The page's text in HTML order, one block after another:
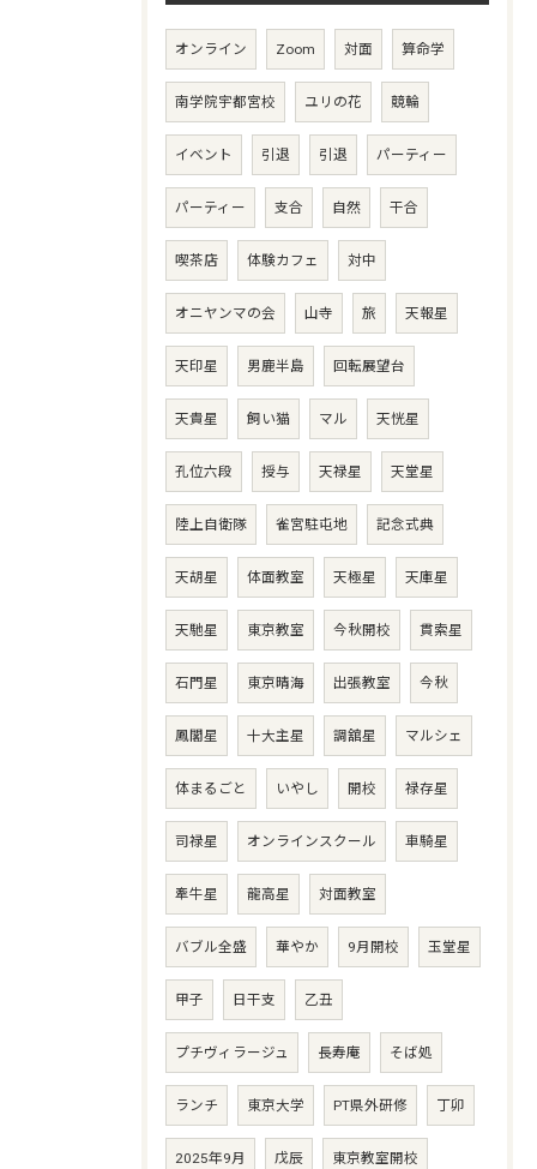
オンライン Zoom 対面 算命学
南学院宇都宮校 ユリの花 競輪
イベント 引退 引退 パーティー
パーティー 支合 自然 干合
喫茶店 体験カフェ 対中
オニヤンマの会 山寺 旅 天報星
天印星 男鹿半島 回転展望台
天貴星 飼い猫 マル 天恍星
孔位六段 授与 天禄星 天堂星
陸上自衛隊 雀宮駐屯地 記念式典
天胡星 体面教室 天極星 天庫星
天馳星 東京教室 今秋開校 貫索星
石門星 東京晴海 出張教室 今秋
鳳閣星 十大主星 調舘星 マルシェ
体まるごと いやし 開校 禄存星
司禄星 オンラインスクール 車騎星
牽牛星 龍高星 対面教室
バブル全盛 華やか 9月開校 玉堂星
甲子 日干支 乙丑
プチヴィラージュ 長寿庵 そば処
ランチ 東京大学 PT県外研修 丁卯
2025年9月 戊辰 東京教室開校